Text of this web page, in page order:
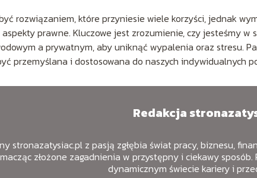
rozwiązaniem, które przyniesie wiele korzyści, jednak
prawne. Kluczowe jest zrozumienie, czy jesteśmy w
a prywatnym, aby uniknąć wypalenia oraz stresu.
przemyślana i dostosowana do naszych indywidualnych
Redakcja
stronazatysiac.pl z pasją zgłębia świat pracy, biznesu,
złożone zagadnienia w przystępny i ciekawy
dynamicznym świecie kariery i